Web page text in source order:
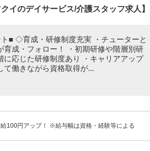
イのデイサービス/介護スタッフ求人】
■ ◇育成・研修制度充実 ・チューターと
育成・フォロー！ ・初期研修や階層別研
に応じた研修制度あり ・キャリアアップ
て働きながら資格取得が...
100円アップ！ ※給与幅は資格・経験等による